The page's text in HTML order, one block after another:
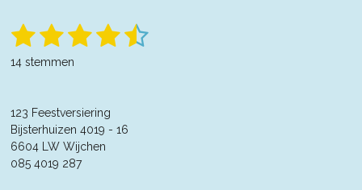
R
t
g
:
4
.
1
s
e
r
2
s
e
r
r
3
s
e
r
r
4
e
r
5
r
14 stemmen
123 Feestversiering
Bijsterhuizen 4019 - 16
6604 LW Wijchen
085 4019 287